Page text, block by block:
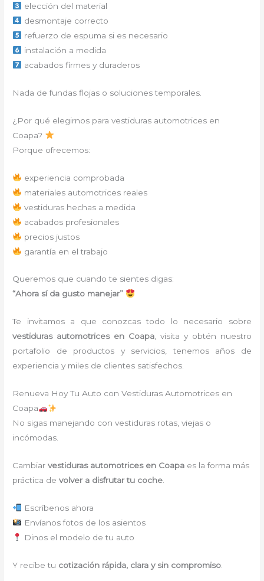
elección del material
desmontaje correcto
refuerzo de espuma si es necesario
instalación a medida
acabados firmes y duraderos
Nada de fundas flojas o soluciones temporales.
¿Por qué elegirnos para vestiduras automotrices en
Coapa?
Porque ofrecemos:
experiencia comprobada
materiales automotrices reales
vestiduras hechas a medida
acabados profesionales
precios justos
garantía en el trabajo
Queremos que cuando te sientes digas:
“Ahora sí da gusto manejar”
Te invitamos a que conozcas todo lo necesario sobre
vestiduras automotricesen Coapa, visita y obtén nuestro
portafolio de productos y servicios, tenemos años de
experiencia y miles de clientes satisfechos.
Renueva Hoy Tu Auto con Vestiduras Automotrices en
Coapa
No sigas manejando con vestiduras rotas, viejas o
incómodas.
Cambiarvestiduras automotrices en Coapa es la forma más
práctica devolver a disfrutar tu coche
Escríbenos ahora
Envíanos fotos de los asientos
Dinos el modelo de tu auto
Y recibe tu cotización rápida, clara y sin compromiso